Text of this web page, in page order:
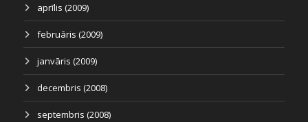
aprīlis (2009)
februāris (2009)
janvāris (2009)
decembris (2008)
septembris (2008)